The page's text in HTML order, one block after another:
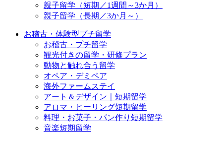
親子留学（短期／1週間～3か月）
親子留学（長期／3か月～）
お稽古・体験型プチ留学
お稽古・プチ留学
観光付きの留学・研修プラン
動物と触れ合う留学
オペア・デミペア
海外ファームステイ
アート＆デザイン｜短期留学
アロマ・ヒーリング短期留学
料理・お菓子・パン作り短期留学
音楽短期留学